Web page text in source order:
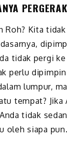
Roh? Kita
dasarnya,
tidak pergi
perlu
lumpur,
tempat?
tidak
oleh siapa pun.